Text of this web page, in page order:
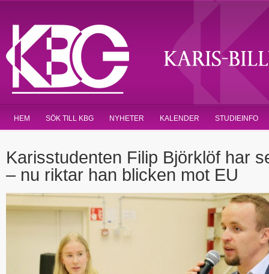
HEM SÖK TILL KBG NYHETER KALENDER STUDIEINFO
Karisstudenten Filip Björklöf har
– nu riktar han blicken mot EU